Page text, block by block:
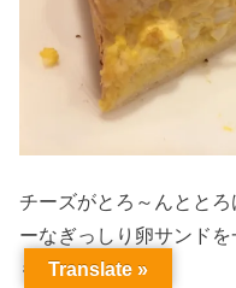
チーズがとろ～んとと
ーなぎっしり卵サンド
も嬉しい！
Translate »